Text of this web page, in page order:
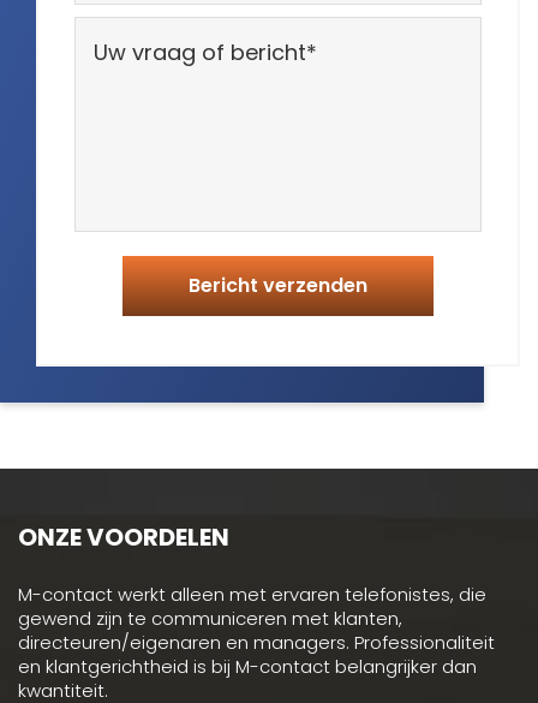
ONZE VOORDELEN
M-contact werkt alleen met ervaren telefonistes, die
gewend zijn te communiceren met klanten,
directeuren/eigenaren en managers. Professionaliteit
en klantgerichtheid is bij M-contact belangrijker dan
kwantiteit.